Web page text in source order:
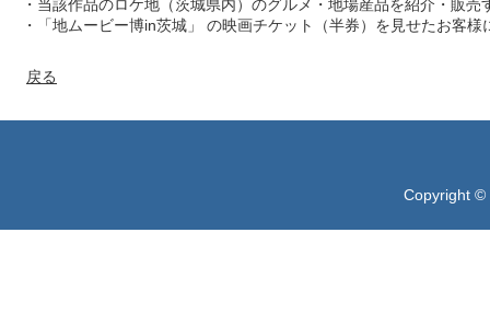
・当該作品のロケ地（茨城県内）のグルメ・地場産品を紹介・販売
・「地ムービー博in茨城」 の映画チケット（半券）を見せたお客
戻る
Copyright ©